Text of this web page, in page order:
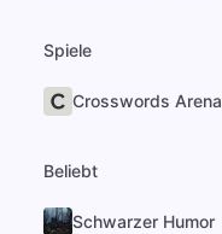
Spiele
Crosswords Arena
Beliebt
Schwarzer Humor